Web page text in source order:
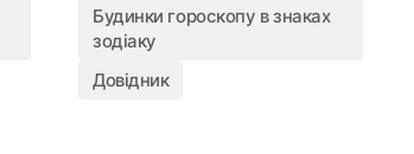
Будинки гороскопу в знаках
зодіаку
Довідник